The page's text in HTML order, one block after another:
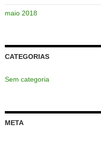
maio 2018
CATEGORIAS
Sem categoria
META